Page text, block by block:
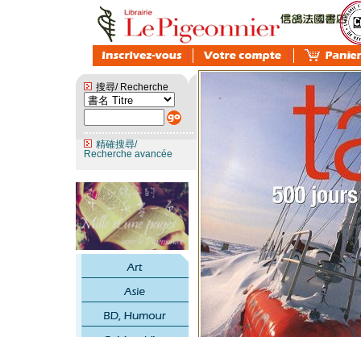
搜尋/ Recherche
精確搜尋/
Recherche avancée